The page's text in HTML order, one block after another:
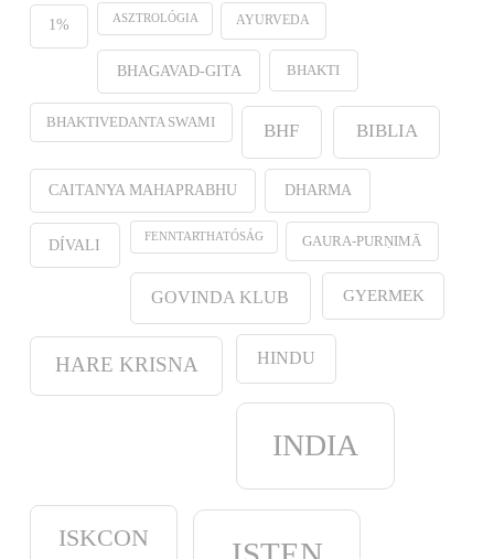
1% ASZTROLÓGIA AYURVEDA
BHAGAVAD-GITA BHAKTI
BHAKTIVEDANTA SWAMI BHF BIBLIA
CAITANYA MAHAPRABHU DHARMA
DÍVALI FENNTARTHATÓSÁG GAURA-PURṆIMĀ
GOVINDA KLUB GYERMEK
HARE KRISNA HINDU
INDIA
ISKCON